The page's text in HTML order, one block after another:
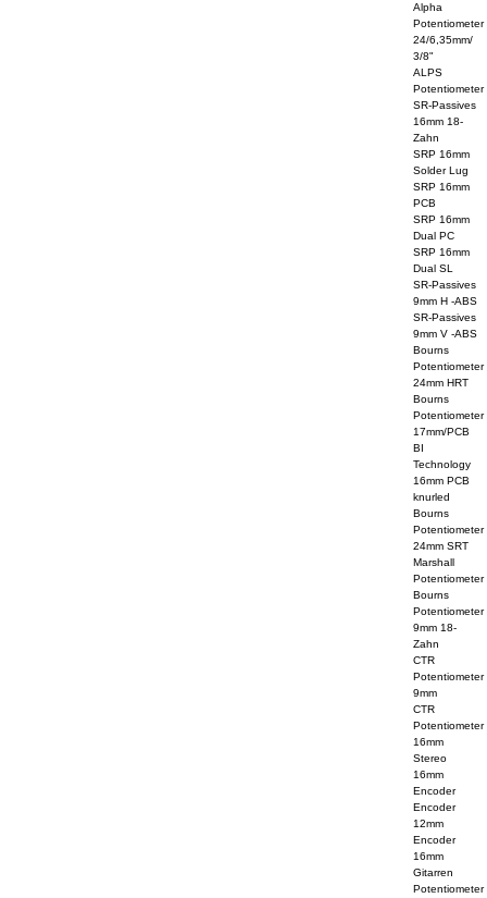
Alpha
Potentiometer
24/6,35mm/
3/8"
ALPS
Potentiometer
SR-Passives
16mm 18-
Zahn
SRP 16mm
Solder Lug
SRP 16mm
PCB
SRP 16mm
Dual PC
SRP 16mm
Dual SL
SR-Passives
9mm H -ABS
SR-Passives
9mm V -ABS
Bourns
Potentiometer
24mm HRT
Bourns
Potentiometer
17mm/PCB
BI
Technology
16mm PCB
knurled
Bourns
Potentiometer
24mm SRT
Marshall
Potentiometer
Bourns
Potentiometer
9mm 18-
Zahn
CTR
Potentiometer
9mm
CTR
Potentiometer
16mm
Stereo
16mm
Encoder
Encoder
12mm
Encoder
16mm
Gitarren
Potentiometer